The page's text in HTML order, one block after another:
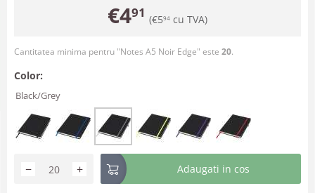
€491 (€594 cu TVA)
Cantitatea minima pentru "Notes A5 Noir Edge" este 20.
Color:
Black/Grey
+
− Adaugati in cos